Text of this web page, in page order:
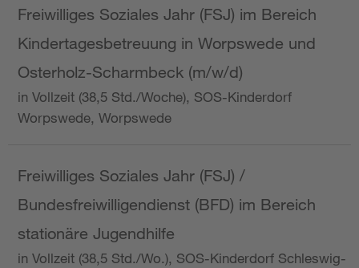
Freiwilliges Soziales Jahr (FSJ) im Bereich
Kindertagesbetreuung in Worpswede und
Osterholz-Scharmbeck (m/w/d)
in Vollzeit (38,5 Std./Woche), SOS-Kinderdorf
Worpswede, Worpswede
Freiwilliges Soziales Jahr (FSJ) /
Bundesfreiwilligendienst (BFD) im Bereich
stationäre Jugendhilfe
in Vollzeit (38,5 Std./Wo.), SOS-Kinderdorf Schleswig-